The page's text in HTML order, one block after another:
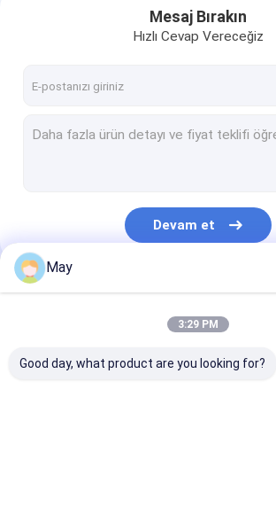
Mikrodalga Hareket Sensörü
Pir Hareket Sensörü
Açık Kapalı Fonksiyon Sensörü
Mesaj Bırakın
Hızlı Cevap Vereceğiz
Devam et
Kategorilerimiz
May
3:29 PM
Good day, what product are you looking for?